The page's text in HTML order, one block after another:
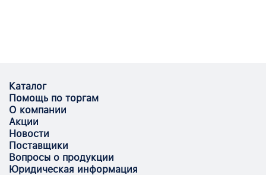
Каталог
Помощь по торгам
О компании
Акции
Новости
Поставщики
Вопросы о продукции
Юридическая информация